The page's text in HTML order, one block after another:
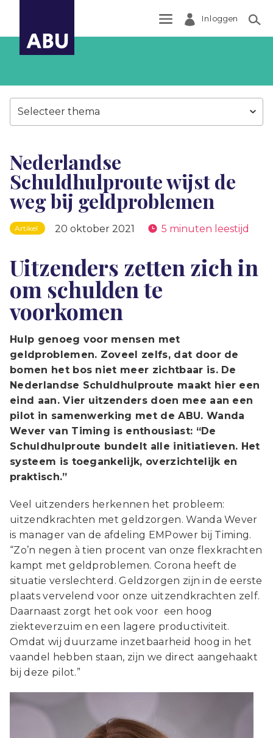
Inloggen
Selecteer thema
Nederlandse
Schuldhulproute wijst de
weg bij geldproblemen
Artikel 20 oktober 2021 5 minuten leestijd
Uitzenders zetten zich in
om schulden te
voorkomen
Hulp genoeg voor mensen met
geldproblemen. Zoveel zelfs, dat door de
bomen het bos niet meer zichtbaar is. De
Nederlandse Schuldhulproute maakt hier een
eind aan. Vier uitzenders doen mee aan een
pilot in samenwerking met de ABU. Wanda
Wever van Timing is enthousiast: “De
Schuldhulproute bundelt alle initiatieven. Het
systeem is toegankelijk, overzichtelijk en
praktisch.”
Veel uitzenders herkennen het probleem:
uitzendkrachten met geldzorgen. Wanda Wever
is manager van de afdeling EMPower bij Timing.
“Zo’n negen à tien procent van onze flexkrachten
kampt met geldproblemen. Corona heeft de
situatie verslechterd. Geldzorgen zijn in de eerste
plaats vervelend voor onze uitzendkrachten zelf.
Daarnaast zorgt het ook voor een hoog
ziekteverzuim en een lagere productiviteit.
Omdat wij duurzame inzetbaarheid hoog in het
vaandel hebben staan, zijn we direct aangehaakt
bij deze pilot.”